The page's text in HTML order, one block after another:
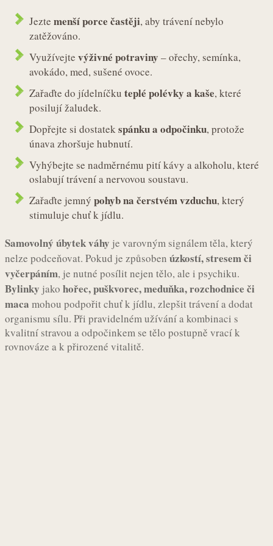
Jezte menší porce častěji, aby trávení nebylo
zatěžováno.
Využívejte výživné potraviny – ořechy, semínka,
avokádo, med, sušené ovoce.
Zařaďte do jídelníčku teplé polévky a kaše, které
posilují žaludek.
Dopřejte si dostatekspánku a odpočinku, protože
únava zhoršuje hubnutí.
Vyhýbejte se nadměrnému pití kávy a alkoholu, které
oslabují trávení a nervovou soustavu.
Zařaďte jemný pohyb na čerstvém vzduchu, který
stimuluje chuť k jídlu.
Samovolný úbytek váhy je varovným signálem těla, který
nelze podceňovat. Pokud je způsoben úzkostí, stresem či
vyčerpáním, je nutné posílit nejen tělo, ale i psychiku.
Bylinky jako hořec, puškvorec, meduňka, rozchodnice či
maca mohou podpořit chuť k jídlu, zlepšit trávení a dodat
organismu sílu. Při pravidelném užívání a kombinaci s
kvalitní stravou a odpočinkem se tělo postupně vrací k
rovnováze a k přirozené vitalitě.